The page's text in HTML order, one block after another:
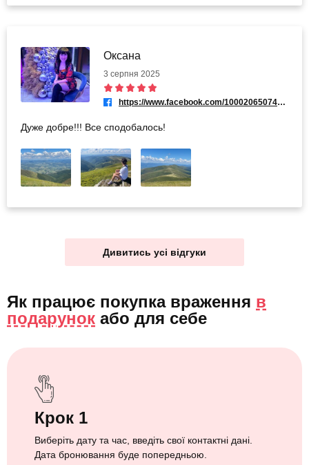
Оксана
3 серпня 2025
https://www.facebook.com/100020650743115
Дуже добре!!! Все сподобалось!
Дивитись усі відгуки
Як працює покупка враження в
подарунок або для себе
Крок 1
Виберіть дату та час, введіть свої контактні дані.
Дата бронювання буде попередньою.